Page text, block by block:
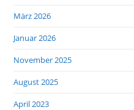
März 2026
Januar 2026
November 2025
August 2025
April 2023